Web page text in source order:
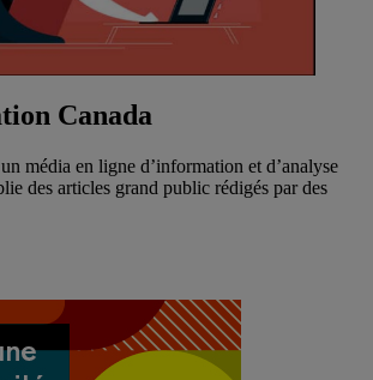
Canada
média en ligne d’information et d’analyse
des articles grand public rédigés par des